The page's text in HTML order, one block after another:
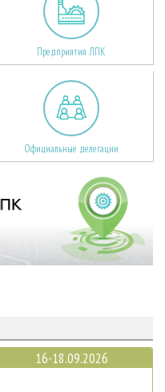
Предприятия ЛПК
Официальные делегации
16-18.09.2026